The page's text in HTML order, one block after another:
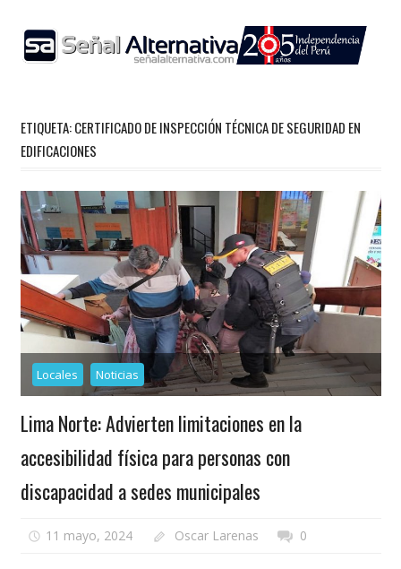
content
ETIQUETA:CERTIFICADO DE INSPECCIÓN TÉCNICA DE SEGURIDAD EN
EDIFICACIONES
Locales Noticias
Lima Norte: Advierten limitaciones en la
accesibilidad física para personas con
discapacidad a sedes municipales
11 mayo, 2024 Oscar Larenas 0